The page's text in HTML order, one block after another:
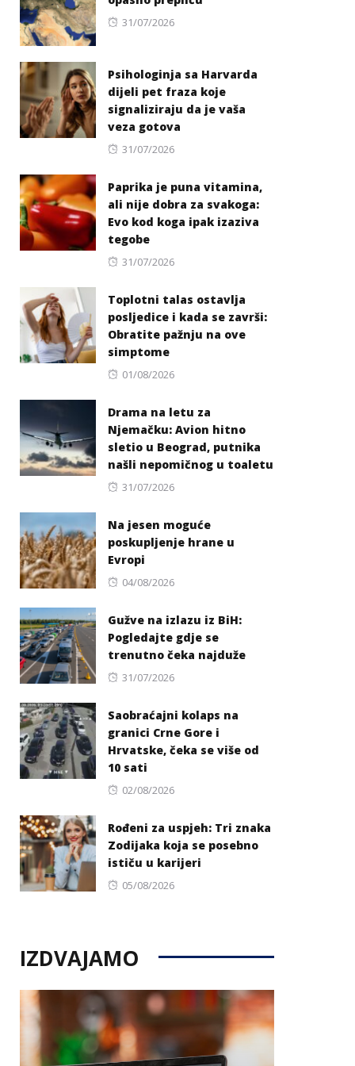
Posted
31/07/2026
Psihologinja sa Harvarda
dijeli pet fraza koje
signaliziraju da je vaša
veza gotova
Posted
31/07/2026
Paprika je puna vitamina,
ali nije dobra za svakoga:
Evo kod koga ipak izaziva
tegobe
Posted
31/07/2026
Toplotni talas ostavlja
posljedice i kada se završi:
Obratite pažnju na ove
simptome
Posted
01/08/2026
Drama na letu za
Njemačku: Avion hitno
sletio u Beograd, putnika
našli nepomičnog u toaletu
Posted
31/07/2026
Na jesen moguće
poskupljenje hrane u
Evropi
Posted
04/08/2026
Gužve na izlazu iz BiH:
Pogledajte gdje se
trenutno čeka najduže
Posted
31/07/2026
Saobraćajni kolaps na
granici Crne Gore i
Hrvatske, čeka se više od
10 sati
Posted
02/08/2026
Rođeni za uspjeh: Tri znaka
Zodijaka koja se posebno
ističu u karijeri
Posted
05/08/2026
IZDVAJAMO